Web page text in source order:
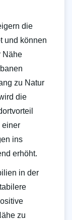
die
und können
Nähe
zu Natur
die
einer
ins
erhöht.
in der
zu